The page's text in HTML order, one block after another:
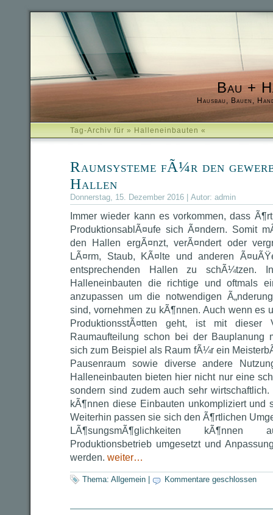
Bau +
Hausbau, Bauen,
Tag-Archiv für » Halleneinbauten «
Raumsysteme fÃ¼r den
Hallen
Donnerstag, 15. Dezember 2016 | Autor: admin
Immer wieder kann es vorkommen, dass
ProduktionsablÃ¤ufe sich Ã¤ndern. Somit
den Hallen ergÃ¤nzt, verÃ¤ndert oder
LÃ¤rm, Staub, KÃ¤lte und anderen
entsprechenden Hallen zu schÃ¼tzen.
Halleneinbauten die richtige und oftmals
anzupassen um die notwendigen
sind, vornehmen zu kÃ¶nnen. Auch wenn es
ProduktionsstÃ¤tten geht, ist mit dieser
Raumaufteilung schon bei der Bauplanung
sich zum Beispiel als Raum fÃ¼r ein
Pausenraum sowie diverse andere
Halleneinbauten bieten hier nicht nur eine
sondern sind zudem auch sehr
kÃ¶nnen diese Einbauten unkompliziert und
Weiterhin passen sie sich den Ã¶rtlichen
LÃ¶sungsmÃ¶glichkeiten
Produktionsbetrieb umgesetzt und
werden. weiter…
Thema: Allgemein Kommentare geschlossen